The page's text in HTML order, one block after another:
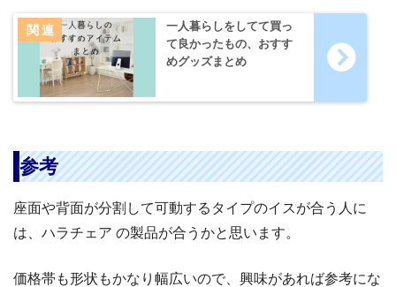
一人暮らしをしてて買っ
て良かったもの、おすす
めグッズまとめ
参考
座面や背面が分割して可動するタイプのイスが合う人に
は、ハラチェア の製品が合うかと思います。
価格帯も形状もかなり幅広いので、興味があれば参考にな